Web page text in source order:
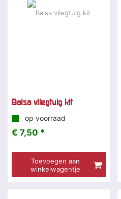
Balsa vliegtuig kit
op voorraad
€ 7,50 *
Toevoegen aan
winkelwagentje